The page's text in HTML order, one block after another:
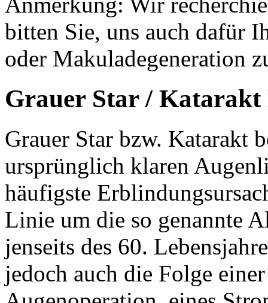
bitten Sie, uns auch dafür
oder Makuladegeneration
Grauer Star /
Grauer Star bzw. Katarakt
ursprünglich klaren
häufigste
Linie um die so genannte
jenseits des 60.
jedoch auch die Folge